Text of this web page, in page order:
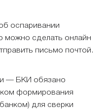
оспаривании
можно сделать онлайн
письмо почтой.
— БКИ обязано
формирования
для сверки